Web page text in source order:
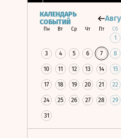
КАЛЕНДАРЬ
СОБЫТИЙ
Пн Вт Ср Чт Пт Сб
1
3 4 5 6 7 8
10 11 12 13 14 15
17 18 19 20 21 22
24 25 26 27 28 29
31